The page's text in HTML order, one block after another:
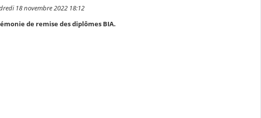
18 novembre 2022 18:12
de remise des diplômes BIA.